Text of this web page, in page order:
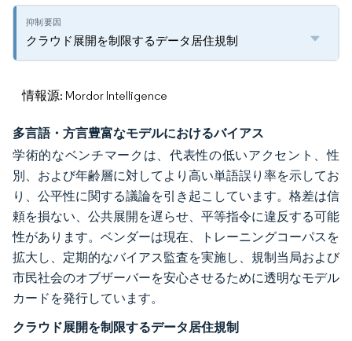
クラウド展開を制限するデータ居住規制
情報源: Mordor Intelligence
多言語・方言豊富なモデルにおけるバイアス
学術的なベンチマークは、代表性の低いアクセント、性
別、および年齢層に対してより高い単語誤り率を示してお
り、公平性に関する議論を引き起こしています。格差は信
頼を損ない、公共展開を遅らせ、平等指令に違反する可能
性があります。ベンダーは現在、トレーニングコーパスを
拡大し、定期的なバイアス監査を実施し、規制当局および
市民社会のオブザーバーを安心させるために透明なモデル
カードを発行しています。
クラウド展開を制限するデータ居住規制